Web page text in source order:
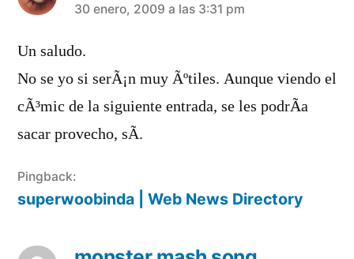
dice:
30 enero, 2009 a las 3:31 pm
Un saludo.
No se yo si serÃ¡n muy Ãºtiles. Aunque viendo el
cÃ³mic de la siguiente entrada, se les podrÃ­a
sacar provecho, sÃ­.
Pingback:
superwoobinda | Web News Directory